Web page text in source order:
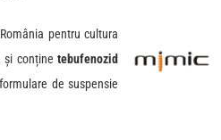
pentru cultura
și conține tebufenozid
de suspensie